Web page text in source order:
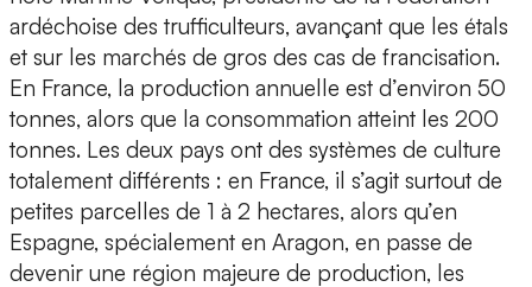
ardéchoise des trufficulteurs, avançant que les étals
et sur les marchés de gros des cas de francisation.
En France, la production annuelle est d’environ 50
tonnes, alors que la consommation atteint les 200
tonnes. Les deux pays ont des systèmes de culture
totalement différents : en France, il s’agit surtout de
petites parcelles de 1 à 2 hectares, alors qu’en
Espagne, spécialement en Aragon, en passe de
devenir une région majeure de production, les